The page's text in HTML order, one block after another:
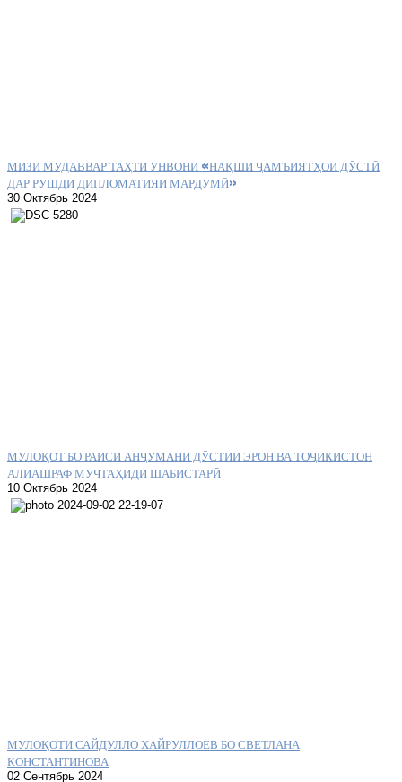
МИЗИ МУДАВВАР ТАҲТИ УНВОНИ «НАҚШИ ҶАМЪИЯТҲОИ ДӮСТӢ
ДАР РУШДИ ДИПЛОМАТИЯИ МАРДУМӢ»
30 Октябрь 2024
МУЛОҚОТ БО РАИСИ АНҶУМАНИ ДӮСТИИ ЭРОН ВА ТОҶИКИСТОН
АЛИАШРАФ МУҶТАҲИДИ ШАБИСТАРӢ
10 Октябрь 2024
МУЛОҚОТИ САЙДУЛЛО ХАЙРУЛЛОЕВ БО СВЕТЛАНА
КОНСТАНТИНОВА
02 Сентябрь 2024